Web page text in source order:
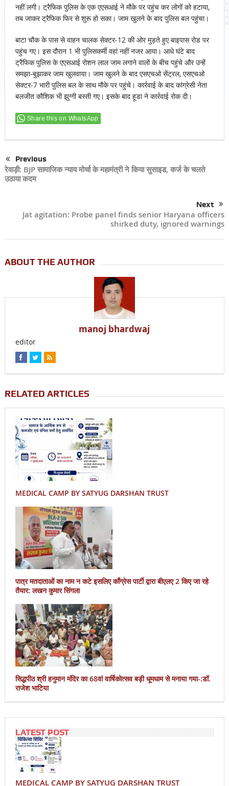
नहीं लगी। ट्रैफिक पुलिस के एक एएसआई ने मौके पर पहुंच कर लोगों को हटाया,
तब जाकर ट्रैफिक फिर से शुरू हो सका। जाम खुलने के बाद पुलिस बल पहुंचा।
बाटा चौक के पास से वाहन चालक सेक्टर-12 की ओर मुड़ते हुए बाइपास रोड पर
पहुंच गए। इस दौरान 1 भी पुलिसकर्मी वहां नहीं नजर आया। आधे घंटे बाद
ट्रैफिक पुलिस के एएसआई रोशन लाल जाम लगाने वालों के बीच पहुंचे और उन्हें
समझा-बुझाकर जाम खुलवाया। जाम खुलने के बाद एसएचओ सेंट्रल, एसएचओ
सेक्टर-7 भारी पुलिस बल के साथ मौके पर पहुंचे। कार्रवाई के बाद कांग्रेसी नेता
बलजीत कौशिक भी झुग्गी बस्ती गए। इसके बाद हूडा ने कार्रवाई रोक दी।
Share this on WhatsApp
Previous
रेवाड़ी: BJP सामाजिक न्याय मोर्चा के महामंत्री ने किया सुसाइड, कर्ज के चलते
उठाया कदम
Next
Jat agitation: Probe panel finds senior Haryana officers
shirked duty, ignored warnings
ABOUT THE AUTHOR
manoj bhardwaj
editor
RELATED ARTICLES
MEDICAL CAMP BY SATYUG DARSHAN TRUST
पात्र मतदाताओं का नाम न कटे इसलिए काँग्रेस पार्टी द्वारा बीएलए 2 किए जा रहे
तैयार: लखन कुमार सिंगला
सिद्धपीठ श्री हनुमान मंदिर का 68वां वार्षिकोत्सव बड़ी धूमधाम से मनाया गया-:डॉ.
राजेश भाटिया
LATEST POST
MEDICAL CAMP BY SATYUG DARSHAN TRUST